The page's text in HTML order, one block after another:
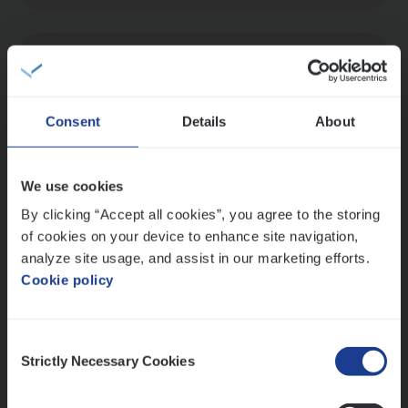
Consent Details About
We use cookies
By clicking “Accept all cookies”, you agree to the storing
of cookies on your device to enhance site navigation,
analyze site usage, and assist in our marketing efforts.
Cookie policy
Selection
Strictly Necessary Cookies
Dos­sier­be­heer­der Pro­per­ty verzekeringen
Antwerpen en Hasselt
Dos­sier­be­heer­der ver­ze­ke­rin­gen — Soci­al
Pro­fit en Public
Insurance Operations
Antwerpen